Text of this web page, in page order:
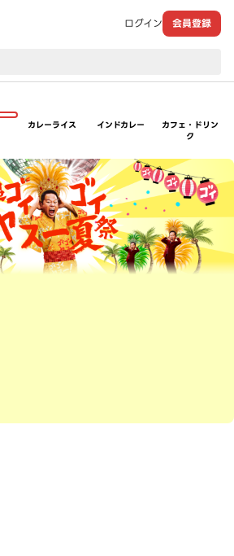
ログイン 会員登録
カレーライス インドカレー
カフェ・ドリン
ク